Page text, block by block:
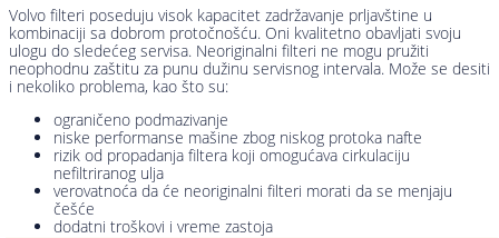
Volvo filteri poseduju visok kapacitet zadržavanje prljavštine u
kombinaciji sa dobrom protočnošću. Oni kvalitetno obavljati svoju
ulogu do sledećeg servisa. Neoriginalni filteri ne mogu pružiti
neophodnu zaštitu za punu dužinu servisnog intervala. Može se desiti
i nekoliko problema, kao što su:
ograničeno podmazivanje
niske performanse mašine zbog niskog protoka nafte
rizik od propadanja filtera koji omogućava cirkulaciju
nefiltriranog ulja
verovatnoća da će neoriginalni filteri morati da se menjaju
češće
dodatni troškovi i vreme zastoja